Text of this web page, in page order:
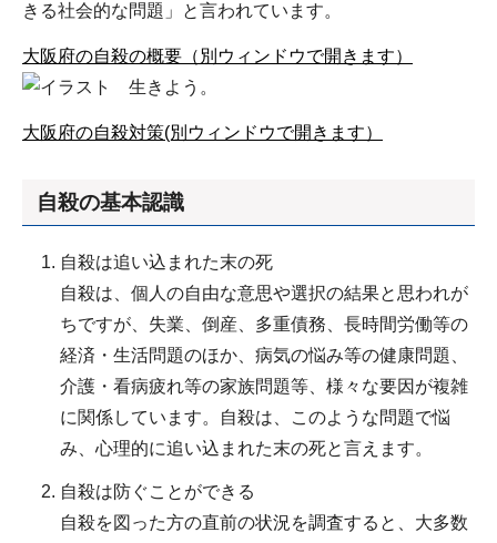
きる社会的な問題」と言われています。
大阪府の自殺の概要（別ウィンドウで開きます）
大阪府の自殺対策(別ウィンドウで開きます）
自殺の基本認識
自殺は追い込まれた末の死
自殺は、個人の自由な意思や選択の結果と思われが
ちですが、失業、倒産、多重債務、長時間労働等の
経済・生活問題のほか、病気の悩み等の健康問題、
介護・看病疲れ等の家族問題等、様々な要因が複雑
に関係しています。自殺は、このような問題で悩
み、心理的に追い込まれた末の死と言えます。
自殺は防ぐことができる
自殺を図った方の直前の状況を調査すると、大多数